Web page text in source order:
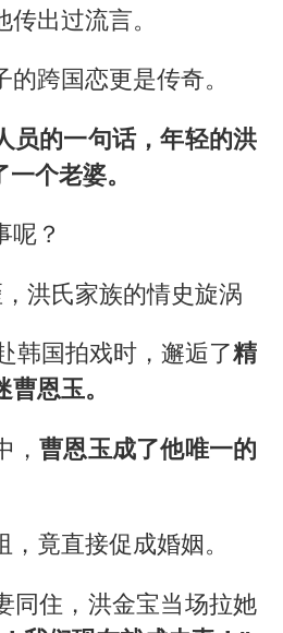
出过流言。
跨国恋更是传奇。
员的一句话，年轻的洪
个老婆。
呢？
洪氏家族的情史旋涡
韩国拍戏时，邂逅了精
恩玉。
，曹恩玉成了他唯一的
竟直接促成婚姻。
同住，洪金宝当场拉她